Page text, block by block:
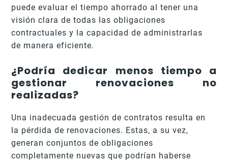
puede evaluar el tiempo ahorrado al tener una
visión clara de todas las obligaciones
contractuales y la capacidad de administrarlas
de manera eficiente.
¿Podría dedicar menos tiempo a
gestionar renovaciones no
realizadas?
Una inadecuada gestión de contratos resulta en
la pérdida de renovaciones. Estas, a su vez,
generan conjuntos de obligaciones
completamente nuevas que podrían haberse